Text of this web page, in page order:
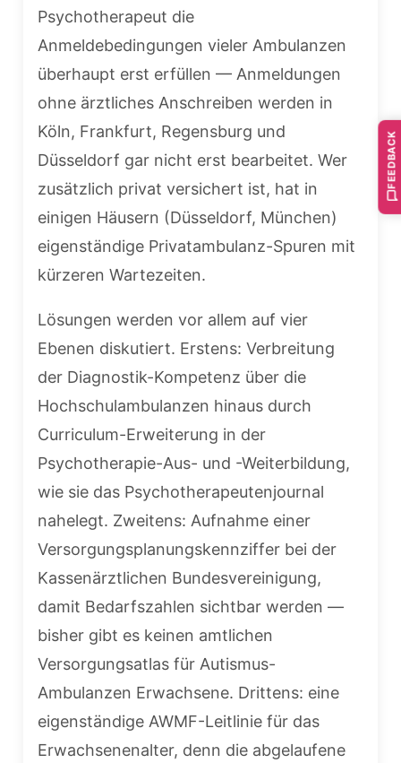
Psychotherapeut die
Anmeldebedingungen vieler Ambulanzen
überhaupt erst erfüllen — Anmeldungen
ohne ärztliches Anschreiben werden in
Köln, Frankfurt, Regensburg und
Düsseldorf gar nicht erst bearbeitet. Wer
zusätzlich privat versichert ist, hat in
einigen Häusern (Düsseldorf, München)
eigenständige Privatambulanz-Spuren mit
kürzeren Wartezeiten.
Lösungen werden vor allem auf vier
Ebenen diskutiert. Erstens: Verbreitung
der Diagnostik-Kompetenz über die
Hochschulambulanzen hinaus durch
Curriculum-Erweiterung in der
Psychotherapie-Aus- und -Weiterbildung,
wie sie das Psychotherapeutenjournal
nahelegt. Zweitens: Aufnahme einer
Versorgungsplanungskennziffer bei der
Kassenärztlichen Bundesvereinigung,
damit Bedarfszahlen sichtbar werden —
bisher gibt es keinen amtlichen
Versorgungsatlas für Autismus-
Ambulanzen Erwachsene. Drittens: eine
eigenständige AWMF-Leitlinie für das
Erwachsenenalter, denn die abgelaufene
FEEDBACK